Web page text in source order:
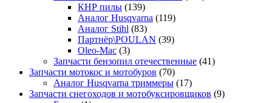
КНР пилы (139)
Аналог Husqvarna (119)
Аналог Stihl (83)
Партнёр\POULAN (39)
Oleo-Mac (3)
Запчасти бензопил отечественные (41)
Запчасти мотокос и мотобуров (70)
Аналог Husqvarna триммеры (17)
Запчасти снегоходов и мотобуксировщиков (9)